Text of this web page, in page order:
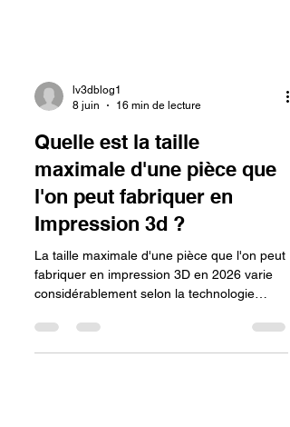
8 juin
16 min de lecture
Quelle est la taille
maximale d'une pièce que
l'on peut fabriquer en
Impression 3d ?
La taille maximale d'une pièce que l'on peut
considérablement selon la technologie